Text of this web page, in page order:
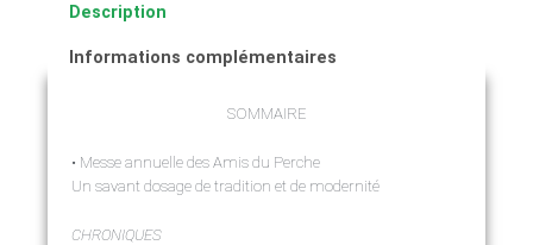
Description
Informations complémentaires
SOMMAIRE
• Messe annuelle des Amis du Perche
Un savant dosage de tradition et de modernité
CHRONIQUES